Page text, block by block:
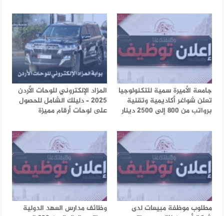
جامعة الأميرة سمية للتكنولوجيا
تعلن شواغر أكاديمية وتقنية
برواتب من 800 إلى 2500 دينار
المزاد الإلكتروني للوحات الأردن
2025 – دليلك الشامل للحصول
على لوحات أرقام مميزة
مطلوب موظفة مبيعات لدى
وظائف مدارس العهد الدولية